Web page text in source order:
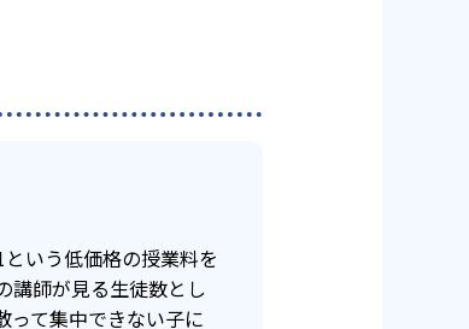
学力模試を受けて、自
験に対する情報をたく
るところもあるが、ヒ
るかもしれない。
いう低価格の授業料を
講師が見る生徒数とし
って集中できない子に